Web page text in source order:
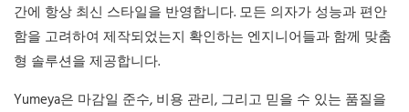
간에 항상 최신 스타일을 반영합니다. 모든 의자가 성능과 편안
함을 고려하여 제작되었는지 확인하는 엔지니어들과 함께 맞춤
형 솔루션을 제공합니다.
Yumeya은 마감일 준수, 비용 관리, 그리고 믿을 수 있는 품질을